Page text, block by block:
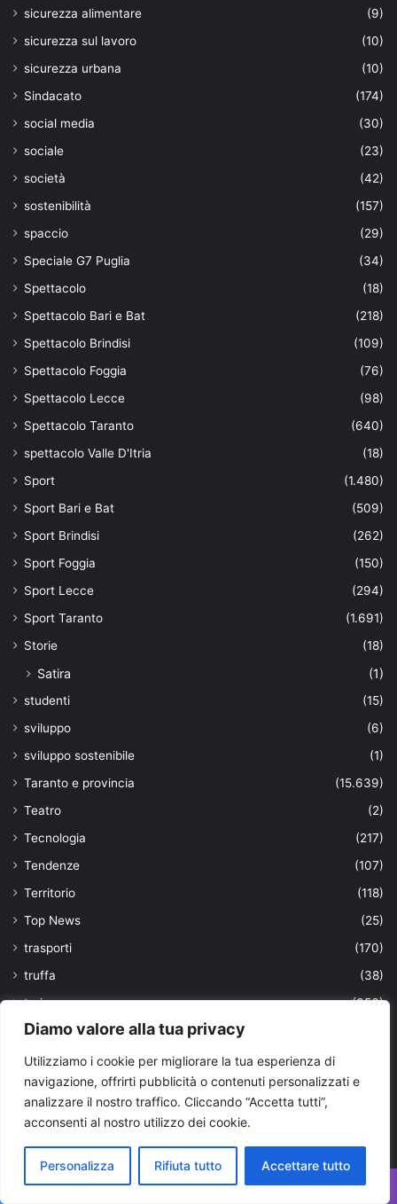
Diamo valore alla tua privacy
Utilizziamo i cookie per migliorare la tua esperienza di
navigazione, offrirti pubblicità o contenuti personalizzati e
analizzare il nostro traffico. Cliccando “Accetta tutti”,
acconsenti al nostro utilizzo dei cookie.
Personalizza Rifiuta tutto Accettare tutto
sicurezza alimentare
(9)
sicurezza sul lavoro
(10)
sicurezza urbana
(10)
Sindacato
(174)
social media
(30)
sociale
(23)
società
(42)
sostenibilità
(157)
spaccio
(29)
Speciale G7 Puglia
(34)
Spettacolo
(18)
Spettacolo Bari e Bat
(218)
Spettacolo Brindisi
(109)
Spettacolo Foggia
(76)
Spettacolo Lecce
(98)
Spettacolo Taranto
(640)
spettacolo Valle D'Itria
(18)
Sport
(1.480)
Sport Bari e Bat
(509)
Sport Brindisi
(262)
Sport Foggia
(150)
Sport Lecce
(294)
Sport Taranto
(1.691)
Storie
(18)
Satira (1)
studenti
(15)
sviluppo
(6)
sviluppo sostenibile
(1)
Taranto e provincia
(15.639)
Teatro
(2)
Tecnologia
(217)
Tendenze
(107)
Territorio
(118)
Top News
(25)
trasporti
(170)
truffa
(38)
turismo
(356)
ultimissime
università
Uomini
(103)
viaggi